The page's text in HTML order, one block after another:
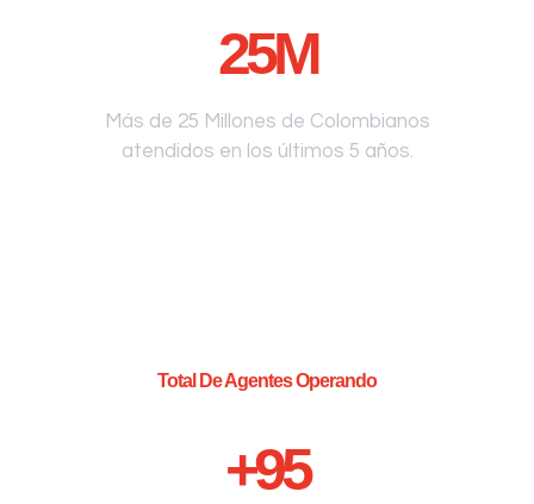
25M
Más de 25 Millones de Colombianos
atendidos en los últimos 5 años.
Total De Agentes Operando
+95